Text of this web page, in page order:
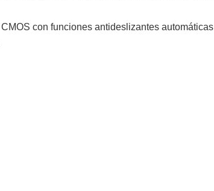
con funciones antideslizantes automáticas